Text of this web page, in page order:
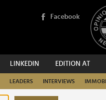
Facebook
LINKEDIN EDITION AT
LEADERS INTERVIEWS